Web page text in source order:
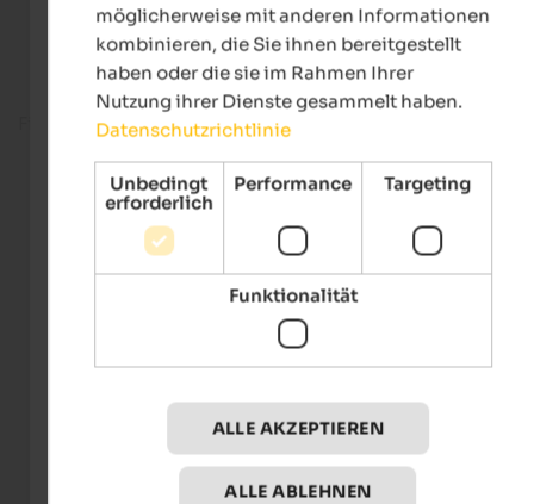
Fitnessbereich
möglicherweise mit anderen Informationen
kombinieren, die Sie ihnen bereitgestellt
haben oder die sie im Rahmen Ihrer
Nutzung ihrer Dienste gesammelt haben.
Datenschutzrichtlinie
Unbedingt
erforderlich
Performance Targeting
Funktionalität
ALLE AKZEPTIEREN
ALLE ABLEHNEN